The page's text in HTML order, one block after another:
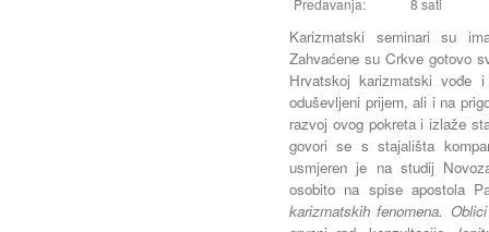
Predavanja:
8 sati
Karizmatski seminari su
Zahvaćene su Crkve gotovo
Hrvatskoj karizmatski vođe
oduševljeni prijem, ali i na
razvoj ovog pokreta i izlaže
govori se s stajališta
usmjeren je na studij
osobito na spise apostola
karizmatskih fenomena.